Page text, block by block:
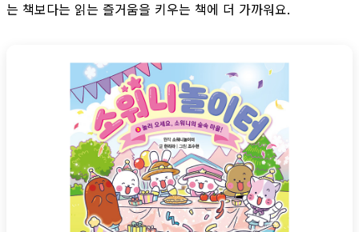
는 책보다는 읽는 즐거움을 키우는 책에 더 가까워요.